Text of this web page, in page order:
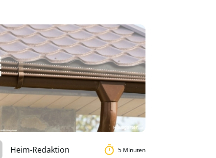
Heim-Redaktion 5 Minuten